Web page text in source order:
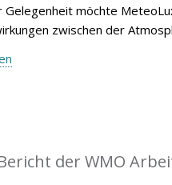
Gelegenheit möchte
zwischen der
der WMO